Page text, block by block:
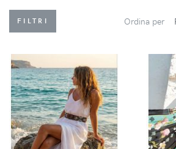
FILTRI Ordina per